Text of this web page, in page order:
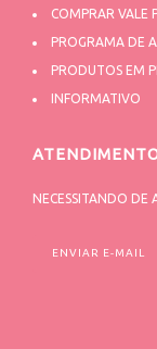
COMPRAR VALE
PROGRAMA DE
PRODUTOS EM
INFORMATIVO
NECESSITANDO DE
ENVIAR E-MAIL